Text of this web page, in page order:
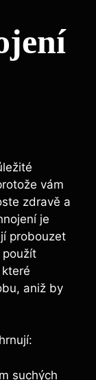
‍vám
‍zdravě a
‌je
‌probouzet
použít
aniž ⁣by
suchých